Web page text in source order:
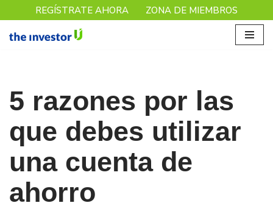
Saltar
REGÍSTRATE AHORA ZONA DE MIEMBROS
5 razones por las
que debes utilizar
una cuenta de
ahorro